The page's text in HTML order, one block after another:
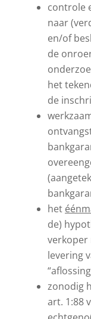
controle
naar
en/of
de
het
de
het
de)
verkoper
levering
zonodig
art. 1:88